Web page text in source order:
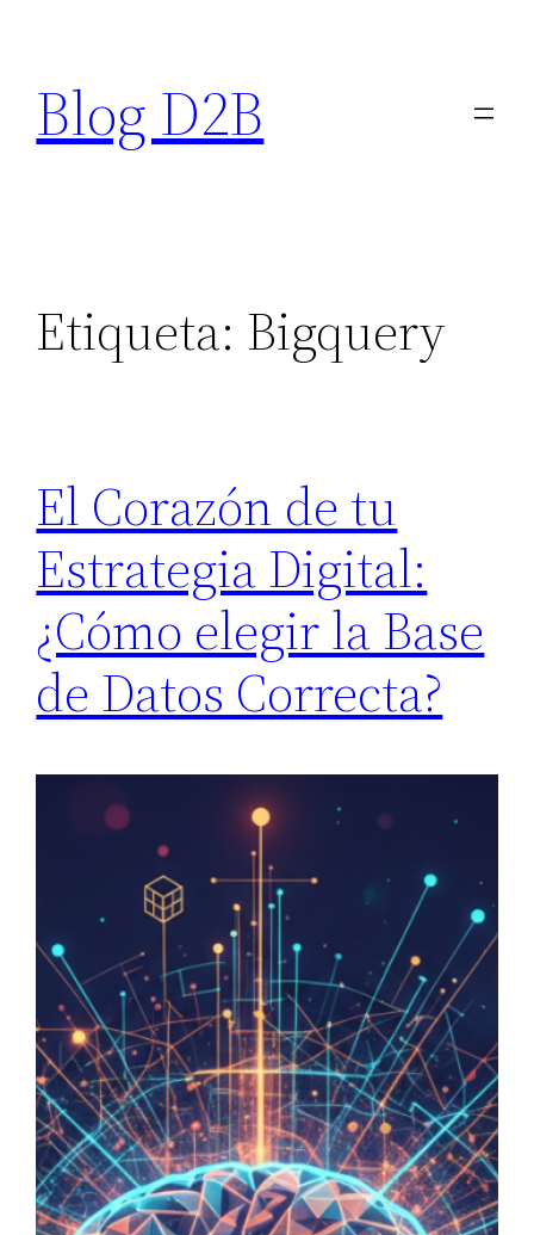
contenido
Blog D2B
Etiqueta: Bigquery
El Corazón de tu
Estrategia Digital:
¿Cómo elegir la Base
de Datos Correcta?